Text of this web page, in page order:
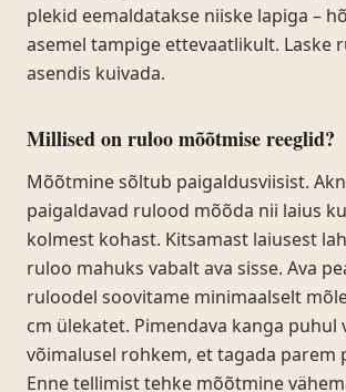
plekid eemaldatakse niiske lapiga –
asemel tampige ettevaatlikult. Laske
asendis kuivada.
Millised on ruloo mõõtmise reeglid?
Mõõtmine sõltub paigaldusviisist.
paigaldavad rulood mõõda nii laius
kolmest kohast. Kitsamast laiusest
ruloo mahuks vabalt ava sisse. Ava
ruloodel soovitame minimaalselt
cm ülekatet. Pimendava kanga puhul
võimalusel rohkem, et tagada parem
Enne tellimist tehke mõõtmine